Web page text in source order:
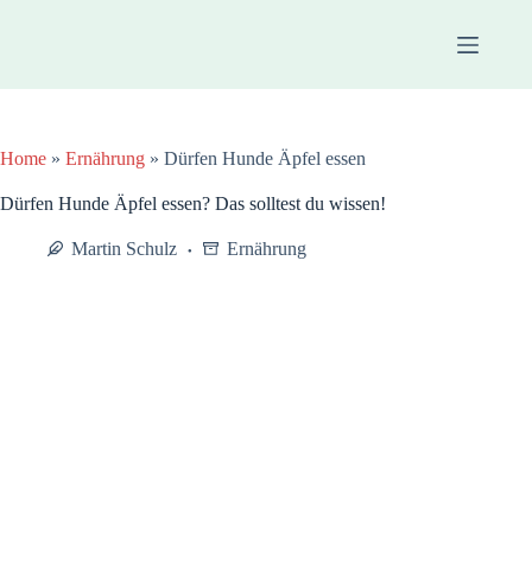
Home » Ernährung » Dürfen Hunde Äpfel essen
Dürfen Hunde Äpfel essen? Das solltest du wissen!
Martin Schulz Ernährung